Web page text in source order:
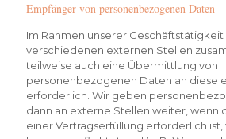
Empfänger von personenbezogenen Daten
Im Rahmen unserer
verschiedenen externen Stellen
teilweise auch eine Übermittlung von
personenbezogenen Daten an diese
erforderlich. Wir geben
dann an externe Stellen weiter, wenn
einer Vertragserfüllung erforderlich